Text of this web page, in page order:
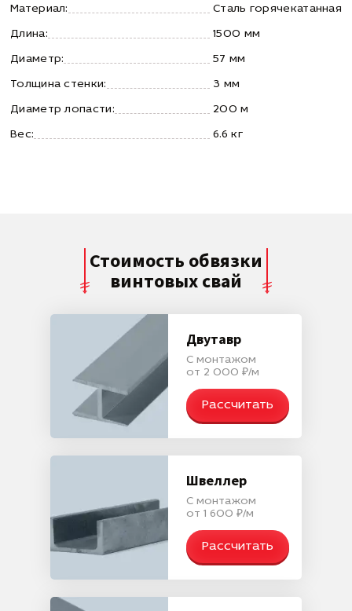
Материал: Сталь горячекатанная
Длина: 1500 мм
Диаметр: 57 мм
Толщина стенки: 3 мм
Диаметр лопасти: 200 м
Вес: 6.6 кг
Стоимость обвязки
винтовых свай
Двутавр
С монтажом
от 2 000 ₽/м
Рассчитать
Швеллер
С монтажом
от 1 600 ₽/м
Рассчитать